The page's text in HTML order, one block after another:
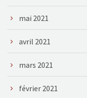
mai 2021
avril 2021
mars 2021
février 2021